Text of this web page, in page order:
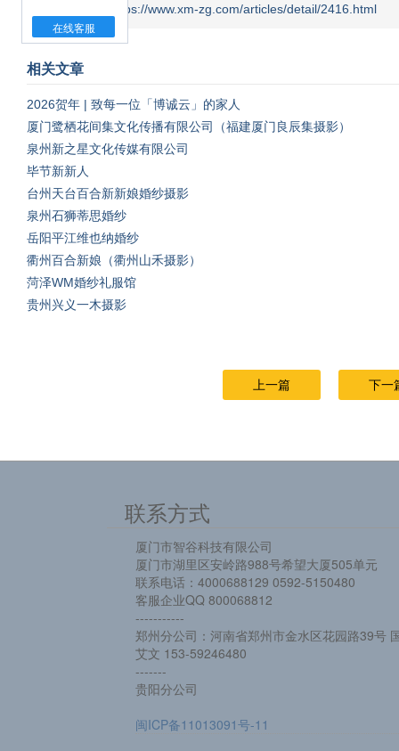
在线客服
本文地址：https://www.xm-zg.com/articles/detail/2416.html
相关文章
2026贺年 | 致每一位「博诚云」的家人
厦门鹭栖花间集文化传播有限公司（福建厦门良辰集摄影）
泉州新之星文化传媒有限公司
毕节新新人
台州天台百合新新娘婚纱摄影
泉州石狮蒂思婚纱
岳阳平江维也纳婚纱
衢州百合新娘（衢州山禾摄影）
菏泽WM婚纱礼服馆
贵州兴义一木摄影
上一篇 下一
联系方式
厦门市智谷科技有限公司
厦门市湖里区安岭路988号希望大厦505单元
联系电话：4000688129 0592-5150480
客服企业QQ 800068812
-----------
郑州分公司：河南省郑州市金水区花园路39号
艾文 153-59246480
-------
贵阳分公司
闽ICP备11013091号-11